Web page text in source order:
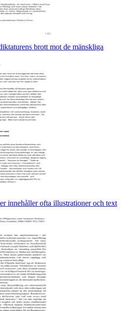
brott mot de mänskliga
innehåller ofta illustrationer och text